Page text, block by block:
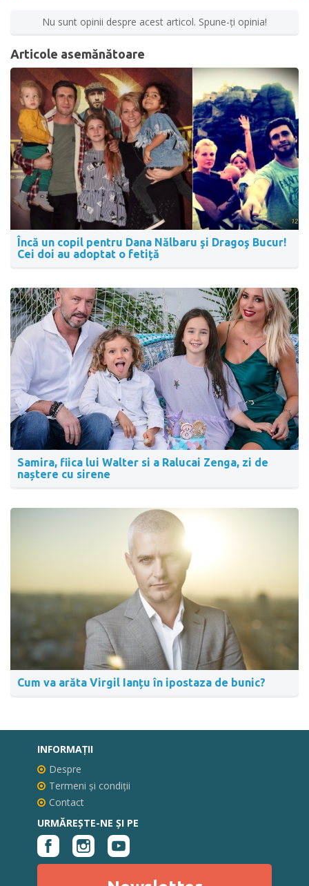
Nu sunt opinii despre acest articol. Spune-ţi opinia!
Articole asemănătoare
Încă un copil pentru Dana Nălbaru şi Dragoş Bucur!
Cei doi au adoptat o fetiță
Samira, fiica lui Walter si a Ralucai Zenga, zi de
naștere cu sirene
Cum va arăta Virgil Ianțu în ipostaza de bunic?
INFORMAŢII
Despre
Termeni și condiții
Contact
URMĂREȘTE-NE ȘI PE